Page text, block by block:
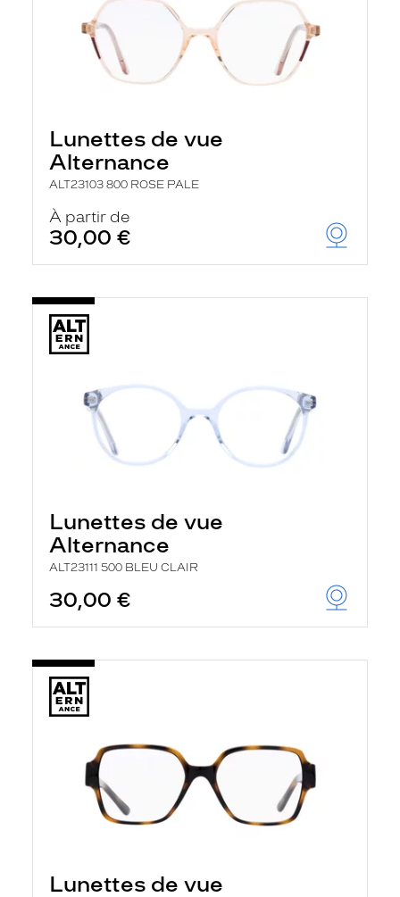
Lunettes de vue
Alternance
ALT23103 800 ROSE PALE
À partir de
30,00 €
Lunettes de vue
Alternance
ALT23111 500 BLEU CLAIR
30,00 €
Lunettes de vue